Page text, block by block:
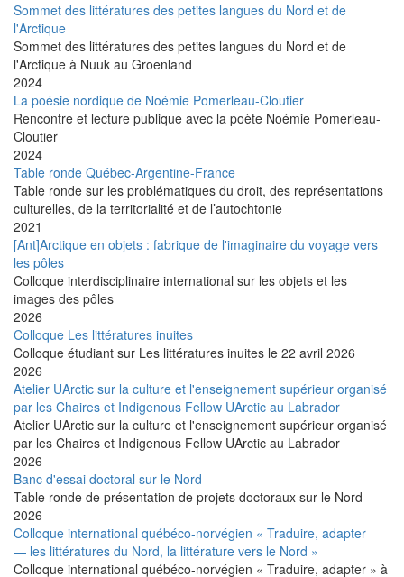
Sommet des littératures des petites langues du Nord et de
l'Arctique
Sommet des littératures des petites langues du Nord et de
l'Arctique à Nuuk au Groenland
2024
La poésie nordique de Noémie Pomerleau-Cloutier
Rencontre et lecture publique avec la poète Noémie Pomerleau-
Cloutier
2024
Table ronde Québec-Argentine-France
Table ronde sur les problématiques du droit, des représentations
culturelles, de la territorialité et de l’autochtonie
2021
[Ant]Arctique en objets : fabrique de l'imaginaire du voyage vers
les pôles
Colloque interdisciplinaire international sur les objets et les
images des pôles
2026
Colloque Les littératures inuites
Colloque étudiant sur Les littératures inuites le 22 avril 2026
2026
Atelier UArctic sur la culture et l'enseignement supérieur organisé
par les Chaires et Indigenous Fellow UArctic au Labrador
Atelier UArctic sur la culture et l'enseignement supérieur organisé
par les Chaires et Indigenous Fellow UArctic au Labrador
2026
Banc d'essai doctoral sur le Nord
Table ronde de présentation de projets doctoraux sur le Nord
2026
Colloque international québéco-norvégien « Traduire, adapter
— les littératures du Nord, la littérature vers le Nord »
Colloque international québéco-norvégien « Traduire, adapter » à